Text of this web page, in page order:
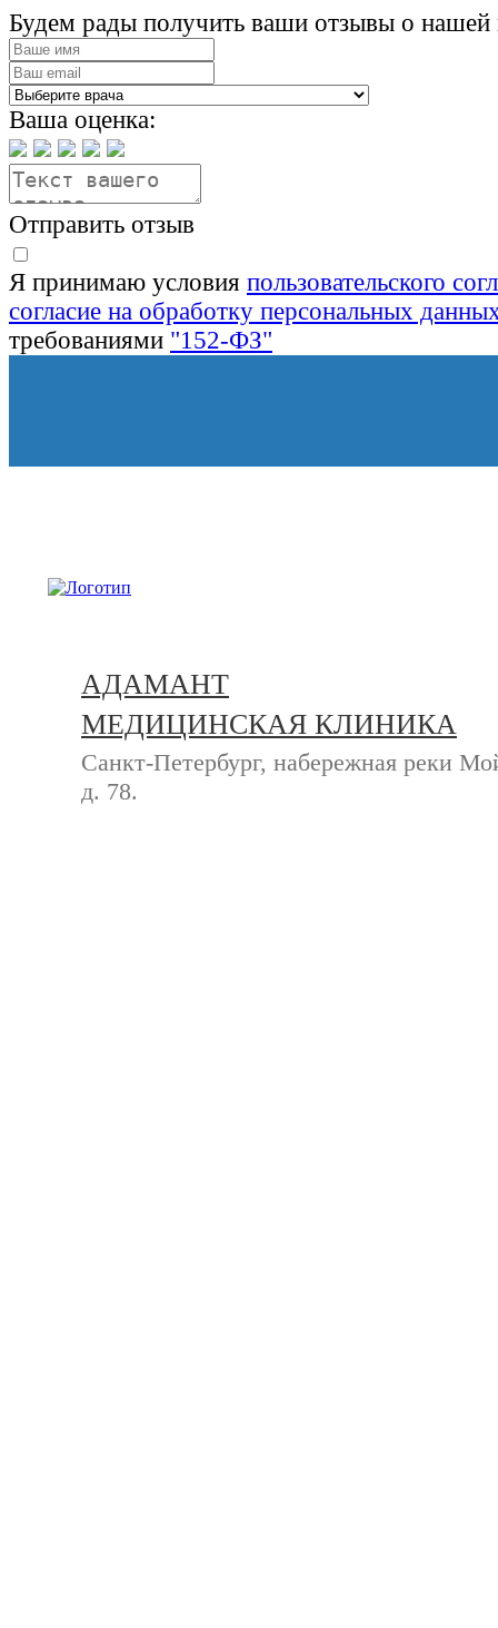
Будем рады получить ваши отзывы о нашей
Ваша оценка:
Отправить отзыв
Я принимаю условия пользовательского
согласие на обработку персональных
требованиями "152-ФЗ"
АДАМАНТ
МЕДИЦИНСКАЯ КЛИНИКА
Санкт-Петербург, набережная реки
д. 78.